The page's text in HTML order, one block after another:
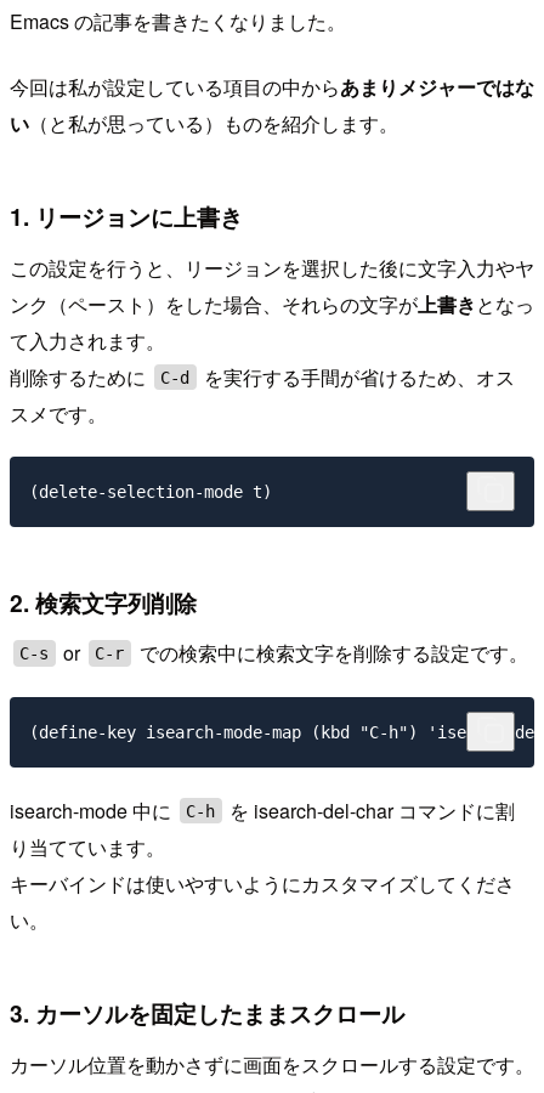
Emacs の記事を書きたくなりました。
今回は私が設定している項目の中からあまりメジャーではな
い （と私が思っている）ものを紹介します。
1. リージョンに上書き
この設定を行うと、リージョンを選択した後に文字入力やヤ
ンク（ペースト）をした場合、それらの文字が 上書きとなっ
て入力されます。
削除するために
C-d
を実行する手間が省けるため、オス
スメです。
2. 検索文字列削除
C-s or C-r での検索中に検索文字を削除する設定です。
isearch-mode 中に C-h
を isearch-del-char コマンドに割
り当てています。
キーバインドは使いやすいようにカスタマイズしてくださ
い。
3. カーソルを固定したままスクロール
カーソル位置を動かさずに画面をスクロールする設定です。